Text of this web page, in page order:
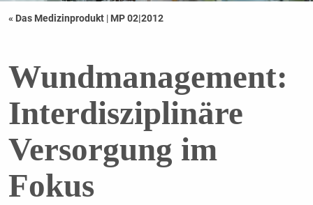
« Das Medizinprodukt | MP 02|2012
Wundmanagement:
Interdisziplinäre
Versorgung im
Fokus